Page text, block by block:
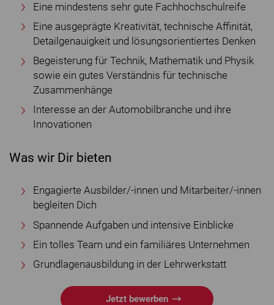
Eine mindestens sehr gute Fachhochschulreife
Eine ausgeprägte Kreativität, technische Affinität,
Detailgenauigkeit und lösungsorientiertes Denken
Begeisterung für Technik, Mathematik und Physik
sowie ein gutes Verständnis für technische
Zusammenhänge
Interesse an der Automobilbranche und ihre
Innovationen
Was wir Dir bieten
Engagierte Ausbilder/-innen und Mitarbeiter/-innen
begleiten Dich
Spannende Aufgaben und intensive Einblicke
Ein tolles Team und ein familiäres Unternehmen
Grundlagenausbildung in der Lehrwerkstatt
Jetzt bewerben